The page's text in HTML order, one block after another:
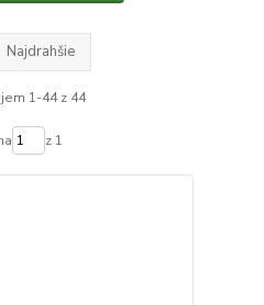
Najdrahšie
1-44 z 44
z 1